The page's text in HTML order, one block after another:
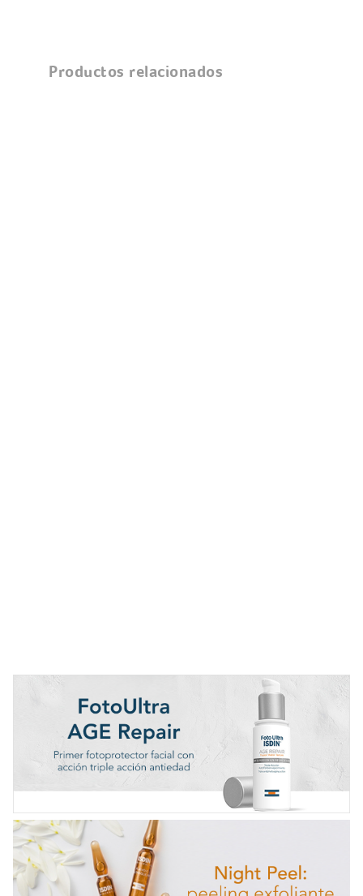
Productos relacionados